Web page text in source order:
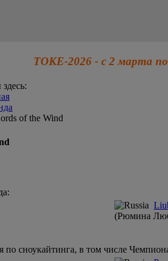
ТОКЕ-2026 - с 2 марта по
of the Wind
(Рюмина
по сноукайтинга, в том числе